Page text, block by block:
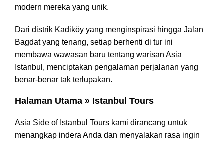
modern mereka yang unik.
Dari distrik Kadiköy yang menginspirasi hingga Jalan
Bagdat yang tenang, setiap berhenti di tur ini
membawa wawasan baru tentang warisan Asia
Istanbul, menciptakan pengalaman perjalanan yang
benar-benar tak terlupakan.
Halaman Utama » Istanbul Tours
Asia Side of Istanbul Tours kami dirancang untuk
menangkap indera Anda dan menyalakan rasa ingin